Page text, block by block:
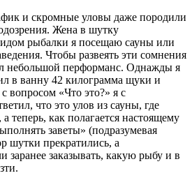
и скромные уловы даже породили
Жена в шутку
рыбалки я посещаю сауны или
Чтобы развеять эти сомнения
небольшой перформанс. Однажды я
в ванну 42 килограмма щуки и
вопросом «Что это?» я с
что это улов из сауны, где
теперь, как полагается настоящему
заветы» (подразумевая
шутки прекратились, а
заранее заказывать, какую рыбу и в